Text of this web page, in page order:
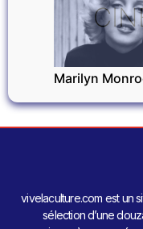
Marilyn
vivelaculture.com est un
sélection d’une